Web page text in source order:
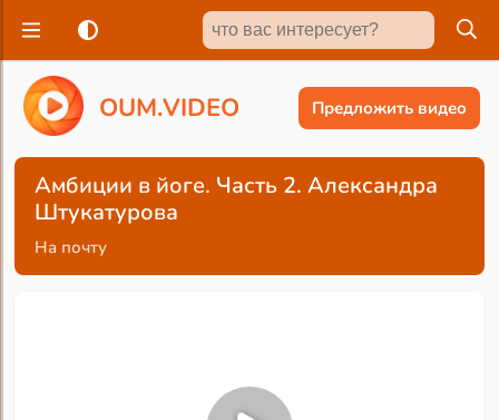
OUM.VIDEO Предложить видео
Амбиции в йоге. Часть 2. Александра
Штукатурова
На почту